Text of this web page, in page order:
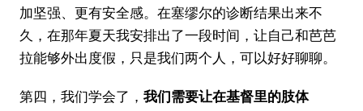
加坚强、更有安全感。在塞缪尔的诊断结果出来不
久，在那年夏天我安排出了一段时间，让自己和芭芭
拉能够外出度假，只是我们两个人，可以好好聊聊。
第四，我们学会了， 我们需要让在基督里的肢体